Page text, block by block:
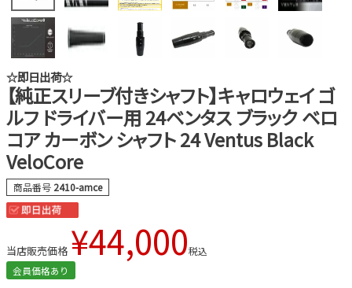
☆即日出荷☆
【純正スリーブ付きシャフト】キャロウェイ ゴ
ルフ ドライバー用 24ベンタス ブラック ベロ
コア カーボン シャフト 24 Ventus Black
VeloCore
商品番号 2410-amce
当店販売価格 ¥44,000税込
会員価格あり